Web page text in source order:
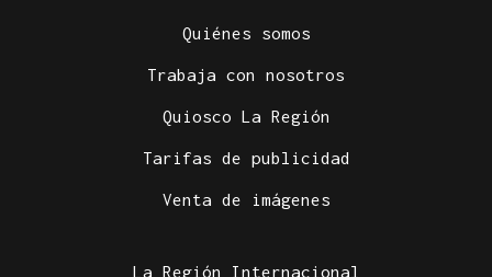
Quiénes somos
Trabaja con nosotros
Quiosco La Región
Tarifas de publicidad
Venta de imágenes
La Región Internacional